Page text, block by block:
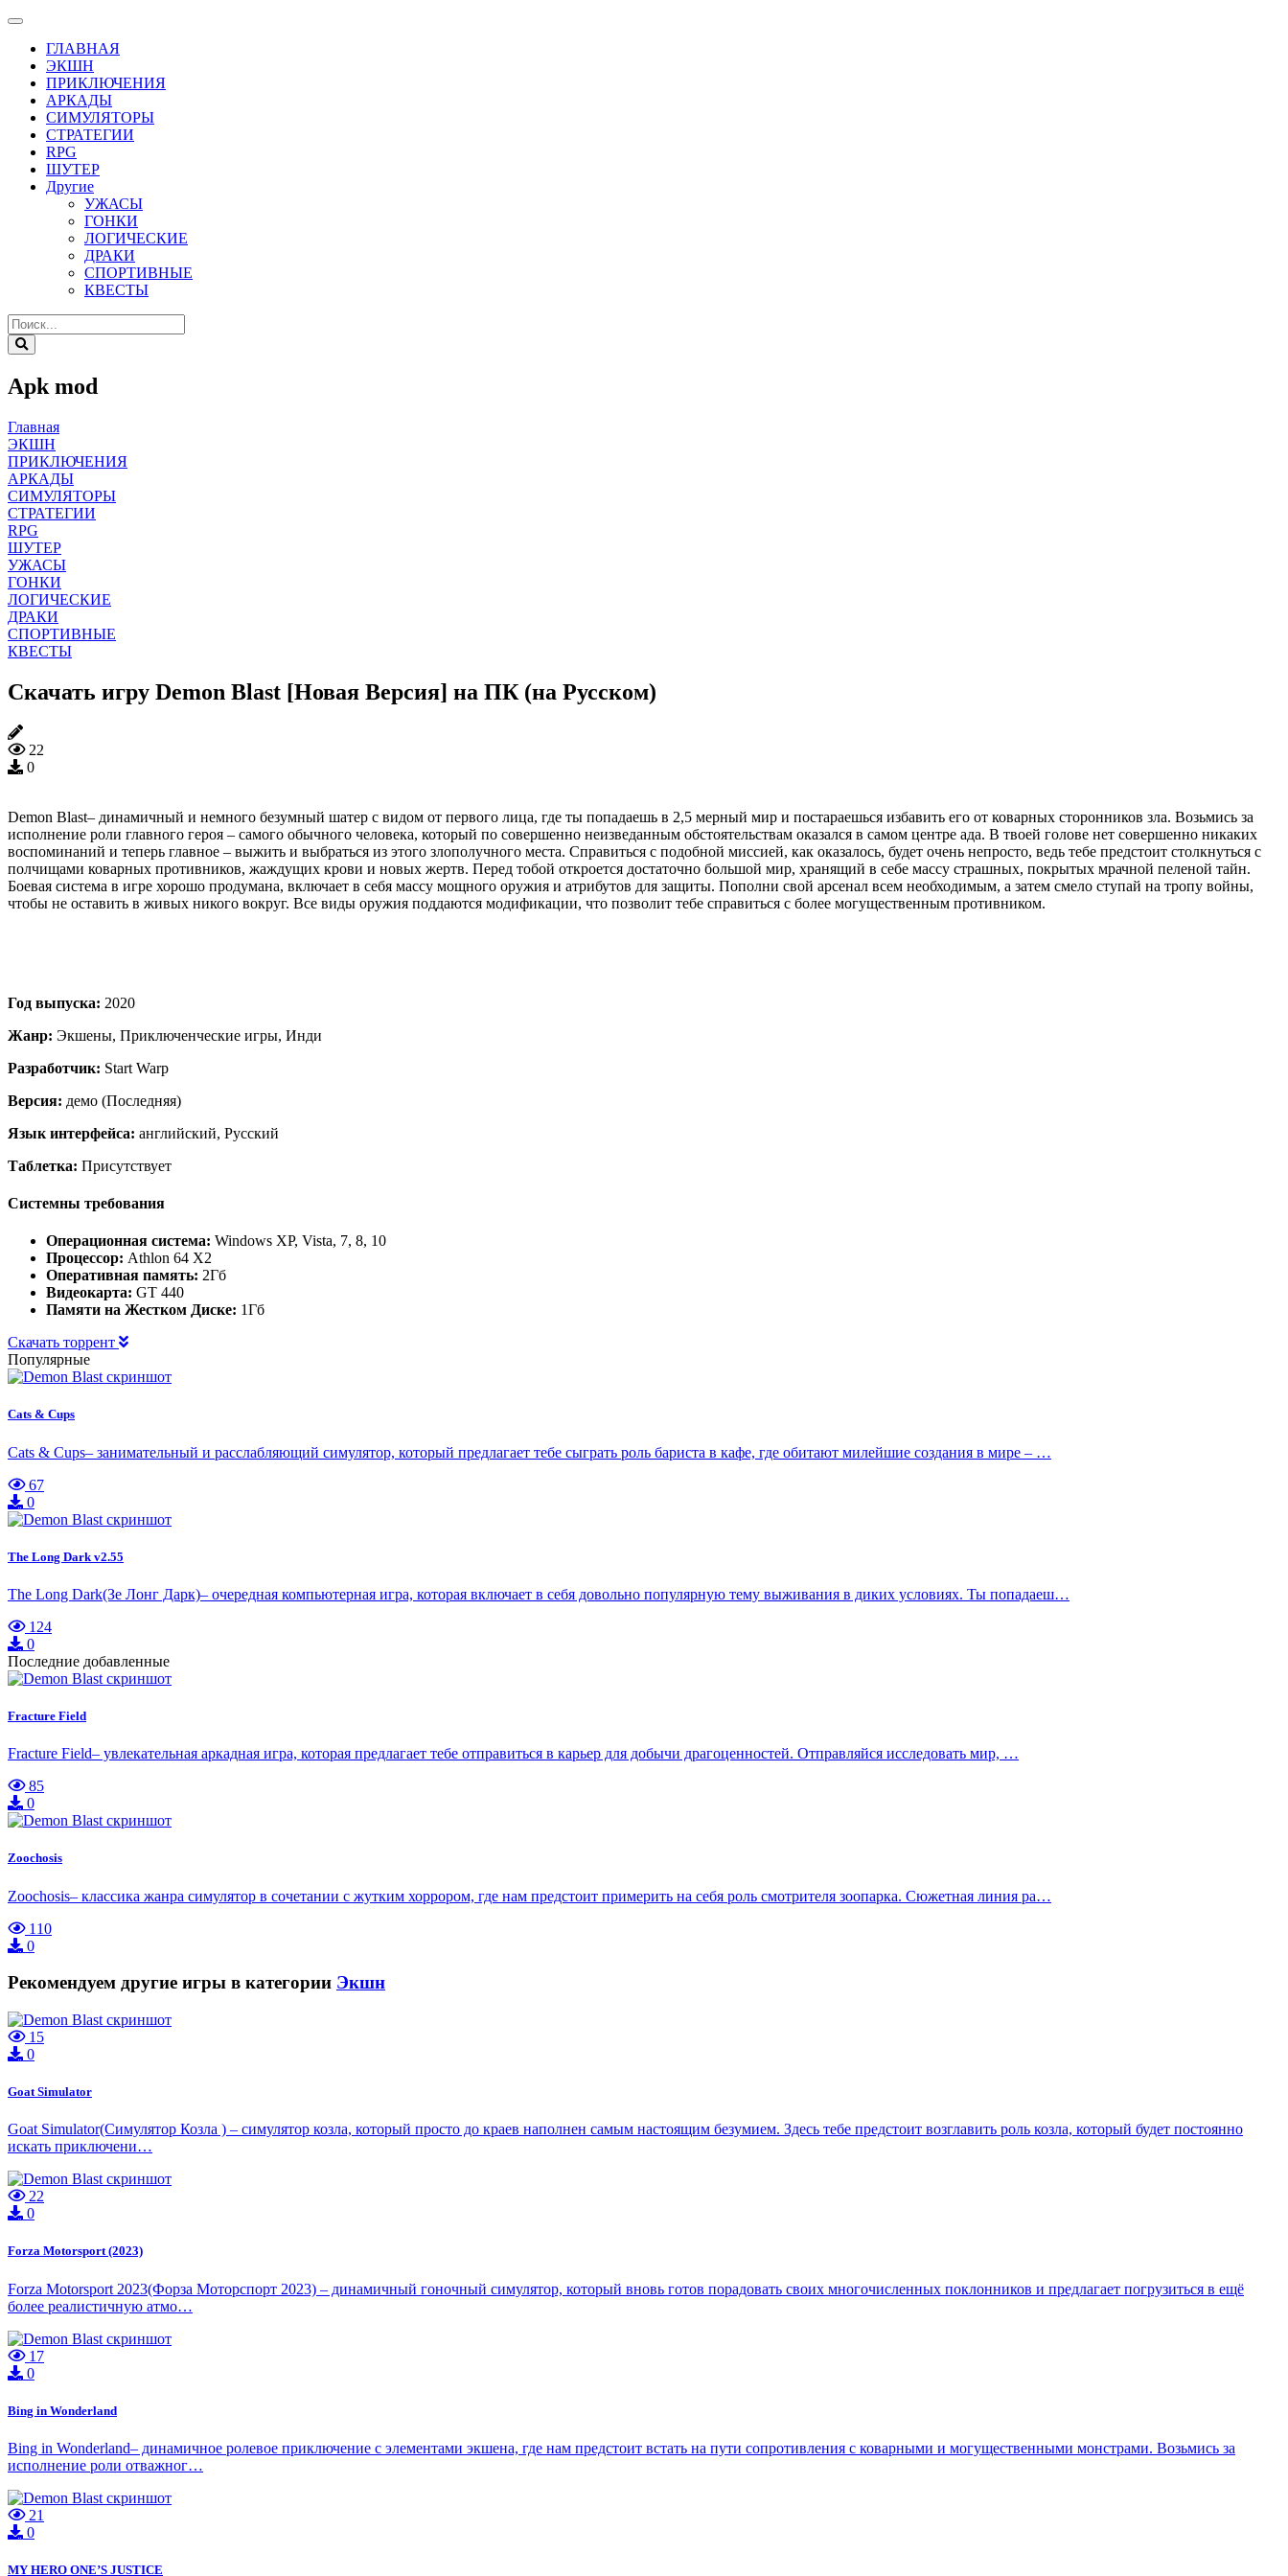
ГЛАВНАЯ
ЭКШН
ПРИКЛЮЧЕНИЯ
АРКАДЫ
СИМУЛЯТОРЫ
СТРАТЕГИИ
RPG
ШУТЕР
Другие
УЖАСЫ
ГОНКИ
ЛОГИЧЕСКИЕ
ДРАКИ
СПОРТИВНЫЕ
КВЕСТЫ
Apk mod
Главная
ЭКШН
ПРИКЛЮЧЕНИЯ
АРКАДЫ
СИМУЛЯТОРЫ
СТРАТЕГИИ
RPG
ШУТЕР
УЖАСЫ
ГОНКИ
ЛОГИЧЕСКИЕ
ДРАКИ
СПОРТИВНЫЕ
КВЕСТЫ
Скачать игру Demon Blast [Новая Версия] на ПК (на Русском)
22
0
Demon Blast– динамичный и немного безумный шатер с видом от первого лица, где ты попадаешь в 2,5 мерный мир и постараешься избавить его от коварных сторонников зла. Возьмись за
исполнение роли главного героя – самого обычного человека, который по совершенно неизведанным обстоятельствам оказался в самом центре ада. В твоей голове нет совершенно никаких
воспоминаний и теперь главное – выжить и выбраться из этого злополучного места. Справиться с подобной миссией, как оказалось, будет очень непросто, ведь тебе предстоит столкнуться с
полчищами коварных противников, жаждущих крови и новых жертв. Перед тобой откроется достаточно большой мир, хранящий в себе массу страшных, покрытых мрачной пеленой тайн.
Боевая система в игре хорошо продумана, включает в себя массу мощного оружия и атрибутов для защиты. Пополни свой арсенал всем необходимым, а затем смело ступай на тропу войны,
чтобы не оставить в живых никого вокруг. Все виды оружия поддаются модификации, что позволит тебе справиться с более могущественным противником.
Год выпуска: 2020
Жанр: Экшены, Приключенческие игры, Инди
Разработчик: Start Warp
Версия: демо (Последняя)
Язык интерфейса: английский, Русский
Таблетка: Присутствует
Системны требования
Операционная система: Windows XP, Vista, 7, 8, 10
Процессор: Athlon 64 X2
Оперативная память: 2Гб
Видеокарта: GT 440
Памяти на Жестком Диске: 1Гб
Скачать торрент
Популярные
Cats & Cups
Cats & Cups– занимательный и расслабляющий симулятор, который предлагает тебе сыграть роль бариста в кафе, где обитают милейшие создания в мире – …
67
0
The Long Dark v2.55
The Long Dark(Зе Лонг Дарк)– очередная компьютерная игра, которая включает в себя довольно популярную тему выживания в диких условиях. Ты попадаеш…
124
0
Последние добавленные
Fracture Field
Fracture Field– увлекательная аркадная игра, которая предлагает тебе отправиться в карьер для добычи драгоценностей. Отправляйся исследовать мир, …
85
0
Zoochosis
Zoochosis– классика жанра симулятор в сочетании с жутким хоррором, где нам предстоит примерить на себя роль смотрителя зоопарка. Сюжетная линия ра…
110
0
Рекомендуем другие игры в категории Экшн
15
0
Goat Simulator
Goat Simulator(Симулятор Козла ) – симулятор козла, который просто до краев наполнен самым настоящим безумием. Здесь тебе предстоит возглавить роль козла, который будет постоянно
искать приключени…
22
0
Forza Motorsport (2023)
Forza Motorsport 2023(Форза Моторспорт 2023) – динамичный гоночный симулятор, который вновь готов порадовать своих многочисленных поклонников и предлагает погрузиться в ещё
более реалистичную атмо…
17
0
Bing in Wonderland
Bing in Wonderland– динамичное ролевое приключение с элементами экшена, где нам предстоит встать на пути сопротивления с коварными и могущественными монстрами. Возьмись за
исполнение роли отважног…
21
0
MY HERO ONE’S JUSTICE